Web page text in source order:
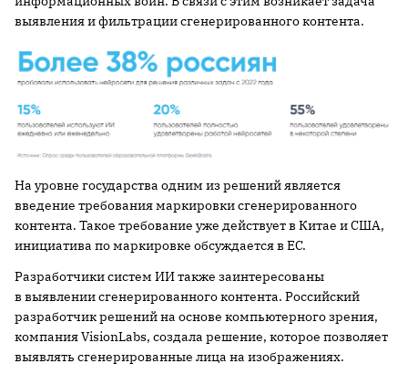
выявления и фильтрации сгенерированного контента.
На уровне государства одним из решений является
введение требования маркировки сгенерированного
контента. Такое требование уже действует в Китае и США,
инициатива по маркировке обсуждается в ЕС.
Разработчики систем ИИ также заинтересованы
в выявлении сгенерированного контента. Российский
разработчик решений на основе компьютерного зрения,
компания VisionLabs, создала решение, которое позволяет
выявлять сгенерированные лица на изображениях.